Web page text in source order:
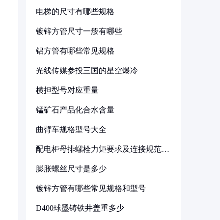
电梯的尺寸有哪些规格
镀锌方管尺寸一般有哪些
铝方管有哪些常见规格
光线传媒参投三国的星空爆冷
横担型号对应重量
锰矿石产品化合水含量
曲臂车规格型号大全
配电柜母排螺栓力矩要求及连接规范详
膨胀螺丝尺寸是多少
镀锌方管有哪些常见规格和型号
D400球墨铸铁井盖重多少